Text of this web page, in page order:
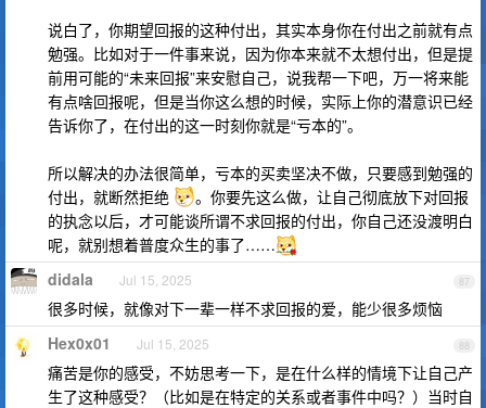
说白了，你期望回报的这种付出，其实本身你在付出之前就有点
勉强。比如对于一件事来说，因为你本来就不太想付出，但是提
前用可能的“未来回报”来安慰自己，说我帮一下吧，万一将来能
有点啥回报呢，但是当你这么想的时候，实际上你的潜意识已经
告诉你了，在付出的这一时刻你就是“亏本的”。
所以解决的办法很简单，亏本的买卖坚决不做，只要感到勉强的
付出，就断然拒绝
。你要先这么做，让自己彻底放下对回报
的执念以后，才可能谈所谓不求回报的付出，你自己还没渡明白
呢，就别想着普度众生的事了……
87
didala Jul 15, 2025
很多时候，就像对下一辈一样不求回报的爱，能少很多烦恼
88
Hex0x01 Jul 15, 2025
痛苦是你的感受，不妨思考一下，是在什么样的情境下让自己产
生了这种感受？（比如是在特定的关系或者事件中吗？）当时自